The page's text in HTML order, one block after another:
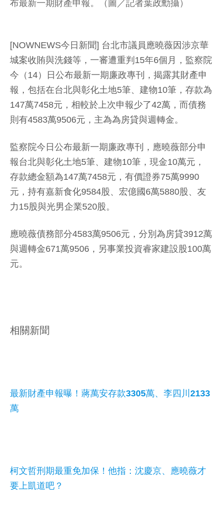
布最新一期財產申報。（圖／記者葉政勳攝）
[NOWNEWS今日新聞] 台北市議員應曉薇因涉京華
城案收賄與洗錢等，一審遭重判15年6個月，監察院
今（14）日公布最新一期廉政專刊，揭露其財產申
報，包括在台北與彰化土地5筆、建物10筆，存款為
147萬7458元，相較於上次申報少了42萬，而債務
則有4583萬9506元，主為為房貸與週轉金。
監察院今日公布最新一期廉政專刊，應曉薇部分申
報台北與彰化土地5筆、建物10筆，現金10萬元，
存款總金額為147萬7458元，有價證券75萬9990
元，持有嘉新食化9584股、宏億國6萬5880股、友
力15股與光男企業520股。
應曉薇債務部分4583萬9506元，分別為房貸3912萬
與週轉金671萬9506，另事業投資睿家建設股100萬
元。
相關新聞
最新財產申報曝！蔣萬安存款3305萬、李四川2133
萬
柯文哲刑期最重免加保！他指：沈慶京、應曉薇才
要上凱道吧？